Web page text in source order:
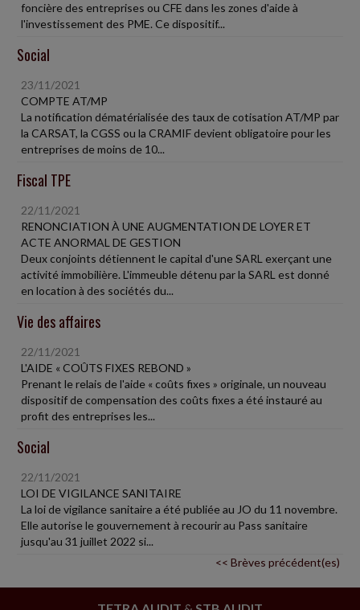
foncière des entreprises ou CFE dans les zones d'aide à
l'investissement des PME. Ce dispositif...
Social
23/11/2021
COMPTE AT/MP
La notification dématérialisée des taux de cotisation AT/MP par
la CARSAT, la CGSS ou la CRAMIF devient obligatoire pour les
entreprises de moins de 10...
Fiscal TPE
22/11/2021
RENONCIATION À UNE AUGMENTATION DE LOYER ET
ACTE ANORMAL DE GESTION
Deux conjoints détiennent le capital d'une SARL exerçant une
activité immobilière. L'immeuble détenu par la SARL est donné
en location à des sociétés du...
Vie des affaires
22/11/2021
L'AIDE « COÛTS FIXES REBOND »
Prenant le relais de l'aide « coûts fixes » originale, un nouveau
dispositif de compensation des coûts fixes a été instauré au
profit des entreprises les...
Social
22/11/2021
LOI DE VIGILANCE SANITAIRE
La loi de vigilance sanitaire a été publiée au JO du 11 novembre.
Elle autorise le gouvernement à recourir au Pass sanitaire
jusqu'au 31 juillet 2022 si...
<< Brèves précédent(es)